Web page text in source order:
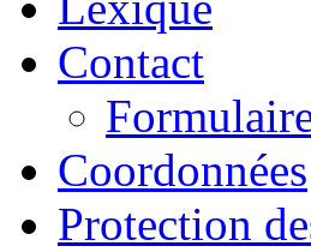
Contact
Coordonnées
Protection